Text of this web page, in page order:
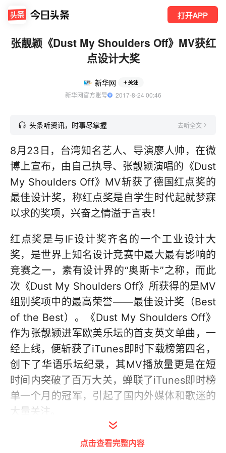
打开APP
张靓颖《Dust My Shoulders Off》MV获红
点设计大奖
新华网 关注
新华网官方账号
  2017-8-24 00:46
头条听资讯，时事尽掌握 去听全文
8月23日，台湾知名艺人、导演廖人帅，在微
博上宣布，由自己执导、张靓颖演唱的《Dust
My Shoulders Off》MV斩获了德国红点奖的
最佳设计奖，称红点奖是自学生时代起就梦寐
以求的奖项，兴奋之情溢于言表！
红点奖是与IF设计奖齐名的一个工业设计大
奖，是世界上知名设计竞赛中最大最有影响的
竞赛之一，素有设计界的“奥斯卡”之称，而此
次《Dust My Shoulders Off》所获得的是MV
组别奖项中的最高荣誉——最佳设计奖（Best
of the Best）。《Dust My Shoulders Off》
作为张靓颖进军欧美乐坛的首支英文单曲，一
经上线，便斩获了iTunes即时下载榜第四名，
创下了华语乐坛纪录，其MV播放量更是在短
时间内突破了百万大关，蝉联了iTunes即时榜
单一个月的冠军，引起了国内外媒体和歌迷的
大量关注。
而这支由廖人帅亲自操刀制作、主打世界名画
点击查看完整内容